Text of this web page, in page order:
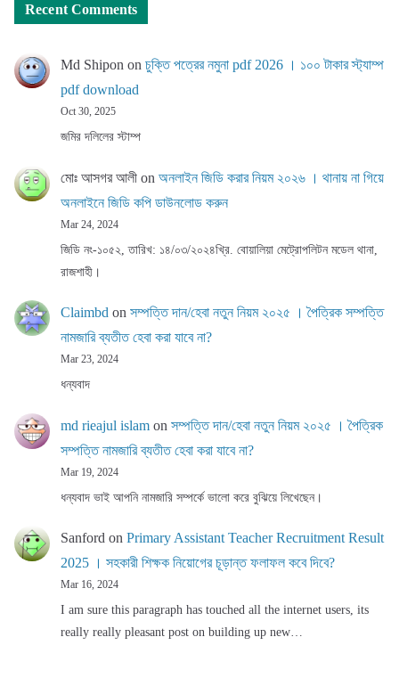
Recent Comments
Md Shipon on চুক্তি পত্রের নমুনা pdf 2026 । ১০০ টাকার স্ট্যাম্প
pdf download
Oct 30, 2025
জমির দলিলের স্টাম্প
মোঃ আসগর আলী on অনলাইন জিডি করার নিয়ম ২০২৬ । থানায় না গিয়ে
অনলাইনে জিডি কপি ডাউনলোড করুন
Mar 24, 2024
জিডি নং-১০৫২, তারিখ: ১৪/০৩/২০২৪খ্রি. বোয়ালিয়া মেট্রোপলিটন মডেল থানা,
রাজশাহী।
Claimbd on সম্পত্তি দান/হেবা নতুন নিয়ম ২০২৫ । পৈত্রিক সম্পত্তি
নামজারি ব্যতীত হেবা করা যাবে না?
Mar 23, 2024
ধন্যবাদ
md rieajul islam on সম্পত্তি দান/হেবা নতুন নিয়ম ২০২৫ । পৈত্রিক
সম্পত্তি নামজারি ব্যতীত হেবা করা যাবে না?
Mar 19, 2024
ধন্যবাদ ভাই আপনি নামজারি সম্পর্কে ভালো করে বুঝিয়ে লিখেছেন।
Sanford on Primary Assistant Teacher Recruitment Result
2025 । সহকারী শিক্ষক নিয়োগের চূড়ান্ত ফলাফল কবে দিবে?
Mar 16, 2024
I am sure this paragraph has touched all the internet users, its
really really pleasant post on building up new…